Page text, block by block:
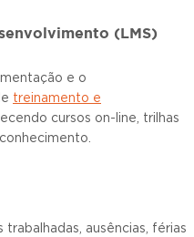
(LMS)
e o
treinamento e
cursos on-line, trilhas
ausências, férias